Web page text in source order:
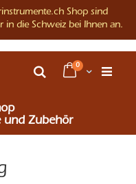
Warenkorb
0Artikel
Suche
und Zubehör
Shop sind
in die Schweiz bei Ihnen an.